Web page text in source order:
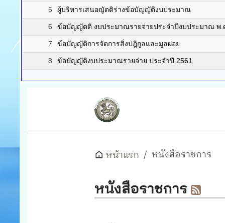
5 ผู้บริหารเสนอญัตติร่างข้อบัญญัติงบประมาณ
6 ข้อบัญญัตติ งบประมาณรายจ่ายประจำปีงบประมาณ พ.
7 ข้อบัญญัติการจัดการสิ่งปฎิกูลและมูลฝอย
8 ข้อบัญญัติงบประมาณรายจ่าย ประจำปี 2561